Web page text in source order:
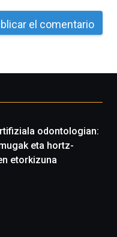
odontologian:
eta hortz-
etorkizuna